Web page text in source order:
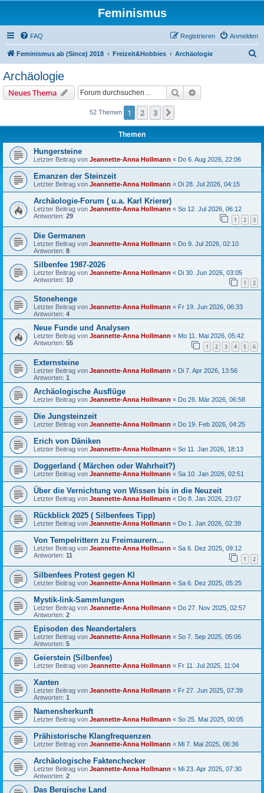
Feminismus
FAQ Anmelden
Registrieren
Feminismus ab (Since) 2018 Freizeit&Hobbies Archäologie
Archäologie
Neues Thema Suche
52 Themen 1 2 3
Themen
Hungersteine
Letzter Beitrag von Jeannette-Anna Hollmann « Do 6. Aug 2026, 22:06
Emanzen der Steinzeit
Letzter Beitrag von Jeannette-Anna Hollmann « Di 28. Jul 2026, 04:15
Archäologie-Forum ( u.a. Karl Krierer)
Letzter Beitrag von Jeannette-Anna Hollmann « So 12. Jul 2026, 06:12
Antworten: 29 1 2 3
Die Germanen
Letzter Beitrag von Jeannette-Anna Hollmann « Do 9. Jul 2026, 02:10
Antworten: 8
Silbenfee 1987-2026
Letzter Beitrag von Jeannette-Anna Hollmann « Di 30. Jun 2026, 03:05
Antworten: 10 1 2
Stonehenge
Letzter Beitrag von Jeannette-Anna Hollmann « Fr 19. Jun 2026, 06:33
Antworten: 4
Neue Funde und Analysen
Letzter Beitrag von Jeannette-Anna Hollmann « Mo 11. Mai 2026, 05:42
Antworten: 55 1 2 3 4 5 6
Externsteine
Letzter Beitrag von Jeannette-Anna Hollmann « Di 7. Apr 2026, 13:56
Antworten: 1
Archäologische Ausflüge
Letzter Beitrag von Jeannette-Anna Hollmann « Do 26. Mär 2026, 06:58
Die Jungsteinzeit
Letzter Beitrag von Jeannette-Anna Hollmann « Do 19. Feb 2026, 04:25
Erich von Däniken
Letzter Beitrag von Jeannette-Anna Hollmann « So 11. Jan 2026, 18:13
Doggerland ( Märchen oder Wahrheit?)
Letzter Beitrag von Jeannette-Anna Hollmann « Sa 10. Jan 2026, 02:51
Über die Vernichtung von Wissen bis in die Neuzeit
Letzter Beitrag von Jeannette-Anna Hollmann « Do 8. Jan 2026, 23:07
Rückblick 2025 ( Silbenfees Tipp)
Letzter Beitrag von Jeannette-Anna Hollmann « Do 1. Jan 2026, 02:39
Von Tempelrittern zu Freimaurern...
Letzter Beitrag von Jeannette-Anna Hollmann « Sa 6. Dez 2025, 09:12
Antworten: 11 1 2
Silbenfees Protest gegen KI
Letzter Beitrag von Jeannette-Anna Hollmann « Sa 6. Dez 2025, 05:25
Mystik-link-Sammlungen
Letzter Beitrag von Jeannette-Anna Hollmann « Do 27. Nov 2025, 02:57
Antworten: 2
Episoden des Neandertalers
Letzter Beitrag von Jeannette-Anna Hollmann « So 7. Sep 2025, 05:06
Antworten: 5
Geierstein (Silbenfee)
Letzter Beitrag von Jeannette-Anna Hollmann « Fr 11. Jul 2025, 11:04
Xanten
Letzter Beitrag von Jeannette-Anna Hollmann « Fr 27. Jun 2025, 07:39
Antworten: 1
Namensherkunft
Letzter Beitrag von Jeannette-Anna Hollmann « So 25. Mai 2025, 00:05
Prähistorische Klangfrequenzen
Letzter Beitrag von Jeannette-Anna Hollmann « Mi 7. Mai 2025, 06:36
Archäologische Faktenchecker
Letzter Beitrag von Jeannette-Anna Hollmann « Mi 23. Apr 2025, 07:30
Antworten: 2
Das Bergische Land